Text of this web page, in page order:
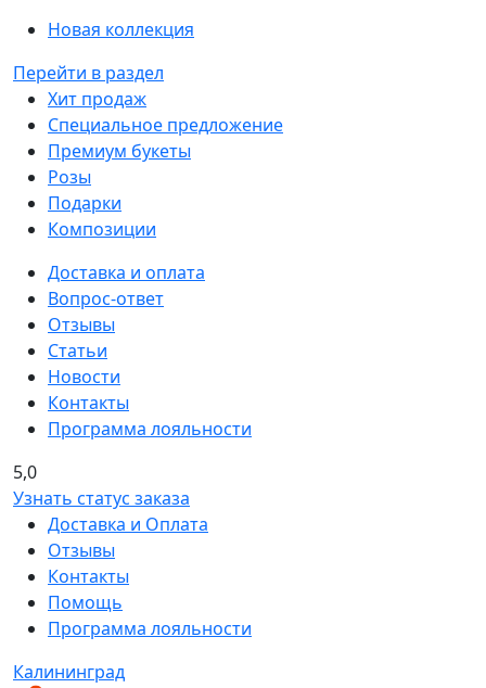
Новая коллекция
Перейти в раздел
Хит продаж
Специальное предложение
Премиум букеты
Розы
Подарки
Композиции
Доставка и оплата
Вопрос-ответ
Отзывы
Статьи
Новости
Контакты
Программа лояльности
5,0
Узнать статус заказа
Доставка и Оплата
Отзывы
Контакты
Помощь
Программа лояльности
Калининград